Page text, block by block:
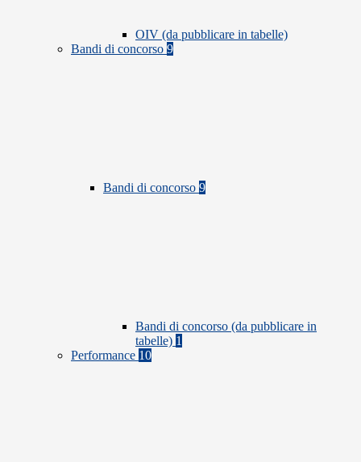
OIV (da pubblicare in tabelle)
Bandi di concorso 9
Bandi di concorso 9
Bandi di concorso (da pubblicare in
tabelle) 1
Performance 10